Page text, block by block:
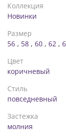
Коллекция
Новинки
Размер
56 , 58 , 60 , 62 ,
Цвет
коричневый
Стиль
повседневный
Застежка
молния